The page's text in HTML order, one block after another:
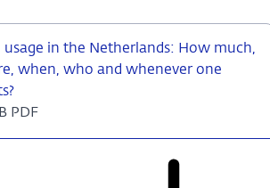
usage in the Netherlands: How much,
when, who and whenever one
PDF